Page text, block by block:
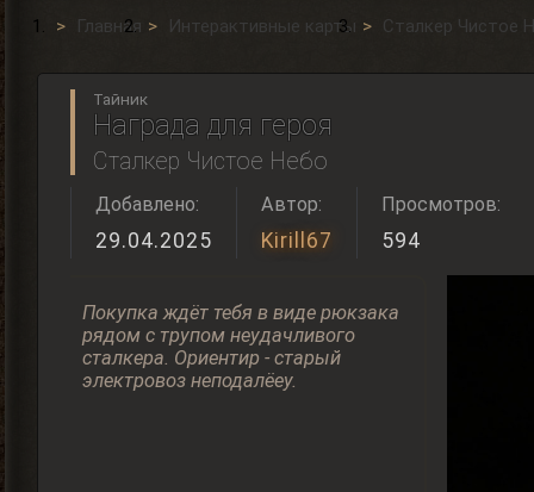
Главная Интерактивные карты Сталкер Чистое
Тайник
Награда для героя
Сталкер Чистое Небо
Добавлено:
29.04.2025
Автор:
Kirill67
Просмотров:
594
Покупка ждёт тебя в виде рюкзака
рядом с трупом неудачливого
сталкера. Ориентир - старый
электровоз неподалёеу.